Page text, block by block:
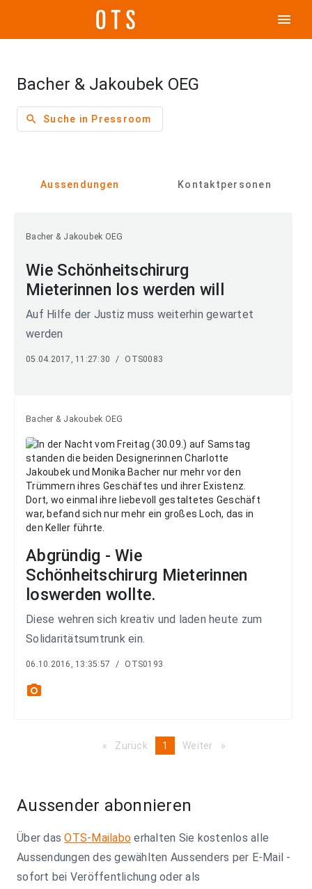
menu
Bacher & Jakoubek OEG
search Suche in Pressroom
Aussendungen Kontaktpersonen
Bacher & Jakoubek OEG
Wie Schönheitschirurg
Mieterinnen los werden will
Auf Hilfe der Justiz muss weiterhin gewartet
werden
05.04.2017, 11:27:30 / OTS0083
Bacher & Jakoubek OEG
Abgründig - Wie
Schönheitschirurg Mieterinnen
loswerden wollte.
Diese wehren sich kreativ und laden heute zum
Solidaritätsumtrunk ein.
06.10.2016, 13:35:57 / OTS0193
photo_camera
Zurück pageYou're
1 Weiter page
Aussender abonnieren
Über dasOTS-Mailabo erhalten Sie kostenlos alle
Aussendungen des gewählten Aussenders per E-Mail -
sofort bei Veröffentlichung oder als